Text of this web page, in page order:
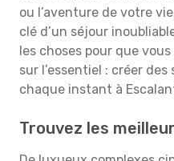
ou l’aventure de votre
clé d’un séjour
les choses pour que
sur l’essentiel : créer
chaque instant à
Trouvez les